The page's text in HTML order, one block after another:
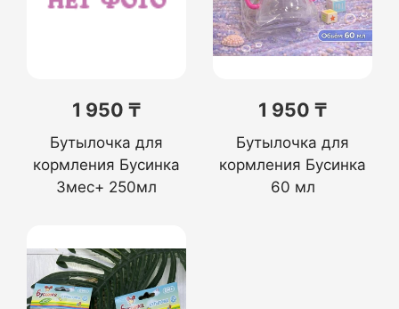
1 950 ₸
Бутылочка для
кормления Бусинка
3мес+ 250мл
1 950 ₸
Бутылочка для
кормления Бусинка
60 мл